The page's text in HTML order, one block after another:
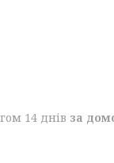
14 днів за